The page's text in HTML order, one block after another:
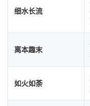
细水长流
离本趣末
如火如荼